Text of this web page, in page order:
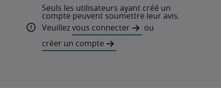
Seuls les utilisateurs ayant créé un
compte peuvent soumettre leur avis.
Veuillezvous connecter
ou
créer un compte